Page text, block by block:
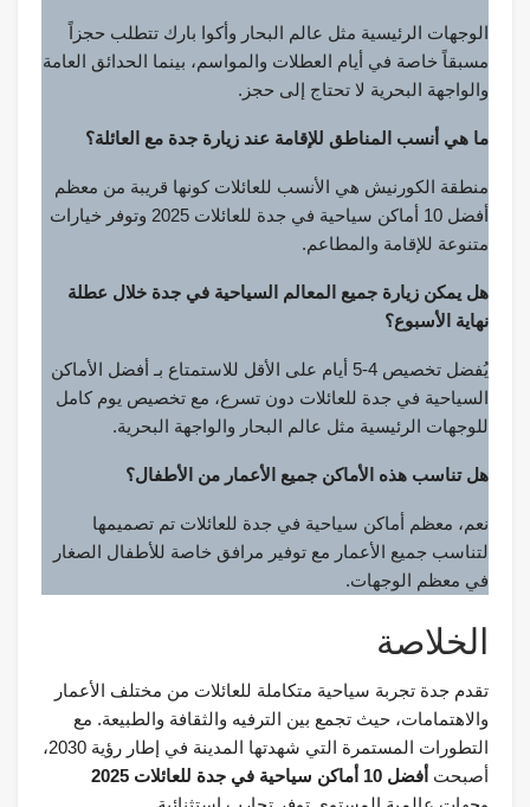
الوجهات الرئيسية مثل عالم البحار وأكوا بارك تتطلب حجزاً
مسبقاً خاصة في أيام العطلات والمواسم، بينما الحدائق العامة
والواجهة البحرية لا تحتاج إلى حجز.
ما هي أنسب المناطق للإقامة عند زيارة جدة مع العائلة؟
منطقة الكورنيش هي الأنسب للعائلات كونها قريبة من معظم
أفضل 10 أماكن سياحية في جدة للعائلات 2025 وتوفر خيارات
متنوعة للإقامة والمطاعم.
هل يمكن زيارة جميع المعالم السياحية في جدة خلال عطلة
نهاية الأسبوع؟
يُفضل تخصيص 4-5 أيام على الأقل للاستمتاع بـ أفضل الأماكن
السياحية في جدة للعائلات دون تسرع، مع تخصيص يوم كامل
للوجهات الرئيسية مثل عالم البحار والواجهة البحرية.
هل تناسب هذه الأماكن جميع الأعمار من الأطفال؟
نعم، معظم أماكن سياحية في جدة للعائلات تم تصميمها
لتناسب جميع الأعمار مع توفير مرافق خاصة للأطفال الصغار
في معظم الوجهات.
الخلاصة
تقدم جدة تجربة سياحية متكاملة للعائلات من مختلف الأعمار
والاهتمامات، حيث تجمع بين الترفيه والثقافة والطبيعة. مع
التطورات المستمرة التي شهدتها المدينة في إطار رؤية 2030،
أصبحت أفضل 10 أماكن سياحية في جدة للعائلات 2025